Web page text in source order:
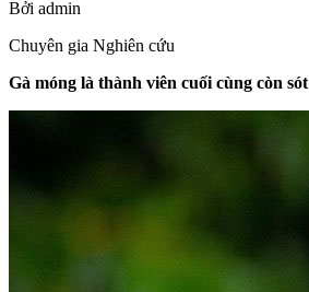
Bởi admin
Chuyên gia Nghiên cứu
Gà móng là thành viên cuối cùng còn